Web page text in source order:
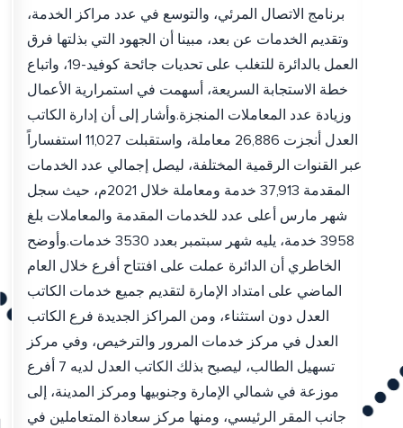
برنامج الاتصال المرئي، والتوسع في عدد مراكز الخدمة،
وتقديم الخدمات عن بعد، مبينا أن الجهود التي بذلتها فرق
العمل بالدائرة للتغلب على تحديات جائحة كوفيد-19، واتباع
خطة الاستجابة السريعة، أسهمت في استمرارية الأعمال
وزيادة عدد المعاملات المنجزة.وأشار إلى أن إدارة الكاتب
العدل أنجزت 26,886 معاملة، واستقبلت 11,027 استفساراً
عبر القنوات الرقمية المختلفة، ليصل إجمالي عدد الخدمات
المقدمة 37,913 خدمة ومعاملة خلال 2021م، حيث سجل
شهر مارس أعلى عدد للخدمات المقدمة والمعاملات بلغ
3958 خدمة، يليه شهر سبتمبر بعدد 3530 خدمات.وأوضح
الخاطري أن الدائرة عملت على افتتاح أفرع خلال العام
الماضي على امتداد الإمارة لتقديم جميع خدمات الكاتب
العدل دون استثناء، ومن المراكز الجديدة فرع الكاتب
العدل في مركز خدمات المرور والترخيص، وفي مركز
تسهيل الطالب، ليصبح بذلك الكاتب العدل لديه 7 أفرع
موزعة في شمالي الإمارة وجنوبيها ومركز المدينة، إلى
جانب المقر الرئيسي، ومنها مركز سعادة المتعاملين في